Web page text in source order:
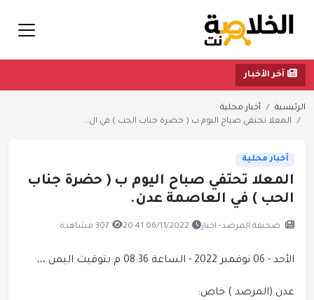
آخر الأخبار
الرئيسية
أخبار محلية
المعلا تحتفي صباح اليوم ب ( حضرة جناب الحب ) في ال...
أخبار محلية
المعلا تحتفي صباح اليوم ب ( حضرة جناب
الحب ) في العاصمة عدن.
صحيفة المرصد- اخبار 06/11/2022 20:41 307 مشاهدة
الأحد - 06 نوفمبر 2022 - الساعة 08:36 م بتوقيت اليمن ،،،
عدن (المرصد ) خاص: